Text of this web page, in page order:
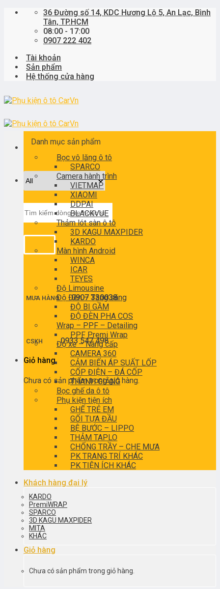
Skip
36 Đường số 14, KDC Hương Lộ 5, An Lạc, Bình
Tân, TP.HCM
08:00 - 17:00
0907 222 402
Tài khoản
Sản phẩm
Hệ thống cửa hàng
kiếm:
MUA HÀNG0907 330038
CSKH0933 547 498
Giỏ hàng
Chưa có sản phẩm trong giỏ hàng.
Danh mục sản phẩm
Bọc vô lăng ô tô
SPARCO
Camera hành trình
VIETMAP
XIAOMI
DDPAI
BLACKVUE
Thảm lót sàn ô tô
3D KAGU MAXPIDER
KARDO
Màn hình Android
WINCA
ICAR
TEYES
Độ Limousine
Độ Đèn – Tăng sáng
ĐỘ BI GẦM
ĐỘ ĐÈN PHA COS
Wrap – PPF – Detailing
PPF Premi Wrap
Độ xe – Nâng cấp
CAMERA 360
CẢM BIẾN ÁP SUẤT LỐP
CỐP ĐIỆN – ĐÁ CỐP
THANH GIẰNG
Bọc ghế da ô tô
Phụ kiện tiện ích
GHẾ TRẺ EM
GỐI TỰA ĐẦU
BỆ BƯỚC – LIPPO
THẢM TAPLO
CHỐNG TRẦY – CHE MƯA
PK TRANG TRÍ KHÁC
PK TIỆN ÍCH KHÁC
Khách hàng đại lý
KARDO
PremiWRAP
SPARCO
3D KAGU MAXPIDER
MITA
KHÁC
Giỏ hàng
Chưa có sản phẩm trong giỏ hàng.